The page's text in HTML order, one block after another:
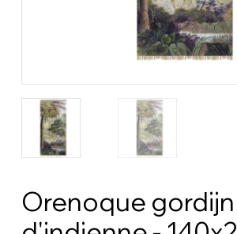
Orenoque gordijn